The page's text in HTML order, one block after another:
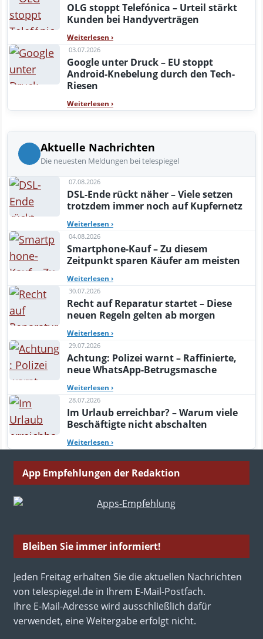
OLG stoppt Telefónica – Urteil stärkt
Kunden bei Handyverträgen
Weiterlesen ›
03.07.2026
Google unter Druck – EU stoppt
Android-Knebelung durch den Tech-
Riesen
Weiterlesen ›
Aktuelle Nachrichten
Die neuesten Meldungen bei telespiegel
07.08.2026
DSL-Ende rückt näher – Viele setzen
trotzdem immer noch auf Kupfernetz
Weiterlesen ›
04.08.2026
Smartphone-Kauf – Zu diesem
Zeitpunkt sparen Käufer am meisten
Weiterlesen ›
30.07.2026
Recht auf Reparatur startet – Diese
neuen Regeln gelten ab morgen
Weiterlesen ›
29.07.2026
Achtung: Polizei warnt – Raffinierte,
neue WhatsApp-Betrugsmasche
Weiterlesen ›
28.07.2026
Im Urlaub erreichbar? – Warum viele
Beschäftigte nicht abschalten
Weiterlesen ›
App Empfehlungen der Redaktion
Bleiben Sie immer informiert!
Jeden Freitag erhalten Sie die aktuellen Nachrichten
von telespiegel.de in Ihrem E-Mail-Postfach.
Ihre E-Mail-Adresse wird ausschließlich dafür
verwendet, eine Weitergabe erfolgt nicht.